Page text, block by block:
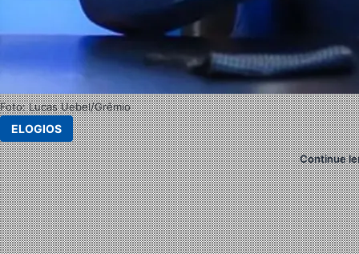
Foto: Lucas Uebel/Grêmio
ELOGIOS
Continue